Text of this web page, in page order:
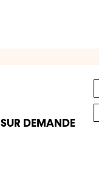
SUR DEMANDE